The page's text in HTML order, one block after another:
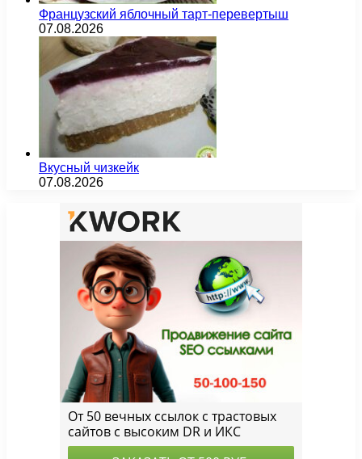
Французский яблочный тарт-перевертыш
07.08.2026
Вкусный чизкейк
07.08.2026